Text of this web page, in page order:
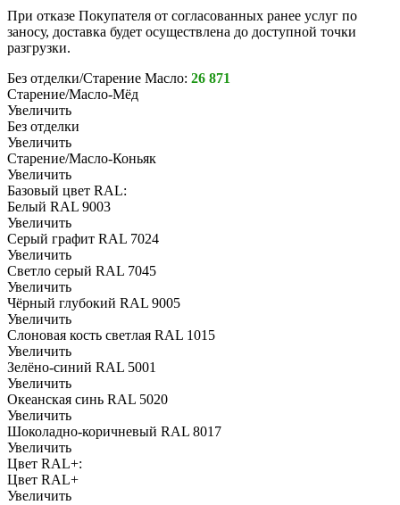
При отказе Покупателя от согласованных ранее услуг по
заносу, доставка будет осуществлена до доступной точки
разгрузки.
Без отделки/Старение Масло: 26 871
Старение/Масло-Мёд
Увеличить
Без отделки
Увеличить
Старение/Масло-Коньяк
Увеличить
Базовый цвет RAL:
Белый RAL 9003
Увеличить
Серый графит RAL 7024
Увеличить
Светло серый RAL 7045
Увеличить
Чёрный глубокий RAL 9005
Увеличить
Слоновая кость светлая RAL 1015
Увеличить
Зелёно-синий RAL 5001
Увеличить
Океанская синь RAL 5020
Увеличить
Шоколадно-коричневый RAL 8017
Увеличить
Цвет RAL+:
Цвет RAL+
Увеличить